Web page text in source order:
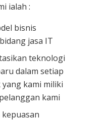
ialah :
bisnis
jasa IT
teknologi
dalam setiap
kami miliki
kami